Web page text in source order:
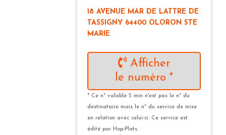
18 AVENUE MAR DE LATTRE DE
TASSIGNY 64400 OLORON STE
MARIE
Afficher
le numéro *
* Ce n° valable 5 min n'est pas le n° du
destinataire mais le n° du service de mise
en relation avec celui-ci. Ce service est
édité par Hop-Plats.